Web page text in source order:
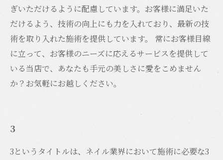
ぎいただけるように配慮しています。お客様に満足いた
だけるよう、技術の向上にも力を入れており、最新の技
術を取り入れた施術を提供しています。 常にお客様目線
に立って、お客様のニーズに応えるサービスを提供して
いる当店で、あなたも手元の美しさに愛をこめません
か？お気軽にお越しください。
3
3というタイトルは、ネイル業界において施術に必要な3